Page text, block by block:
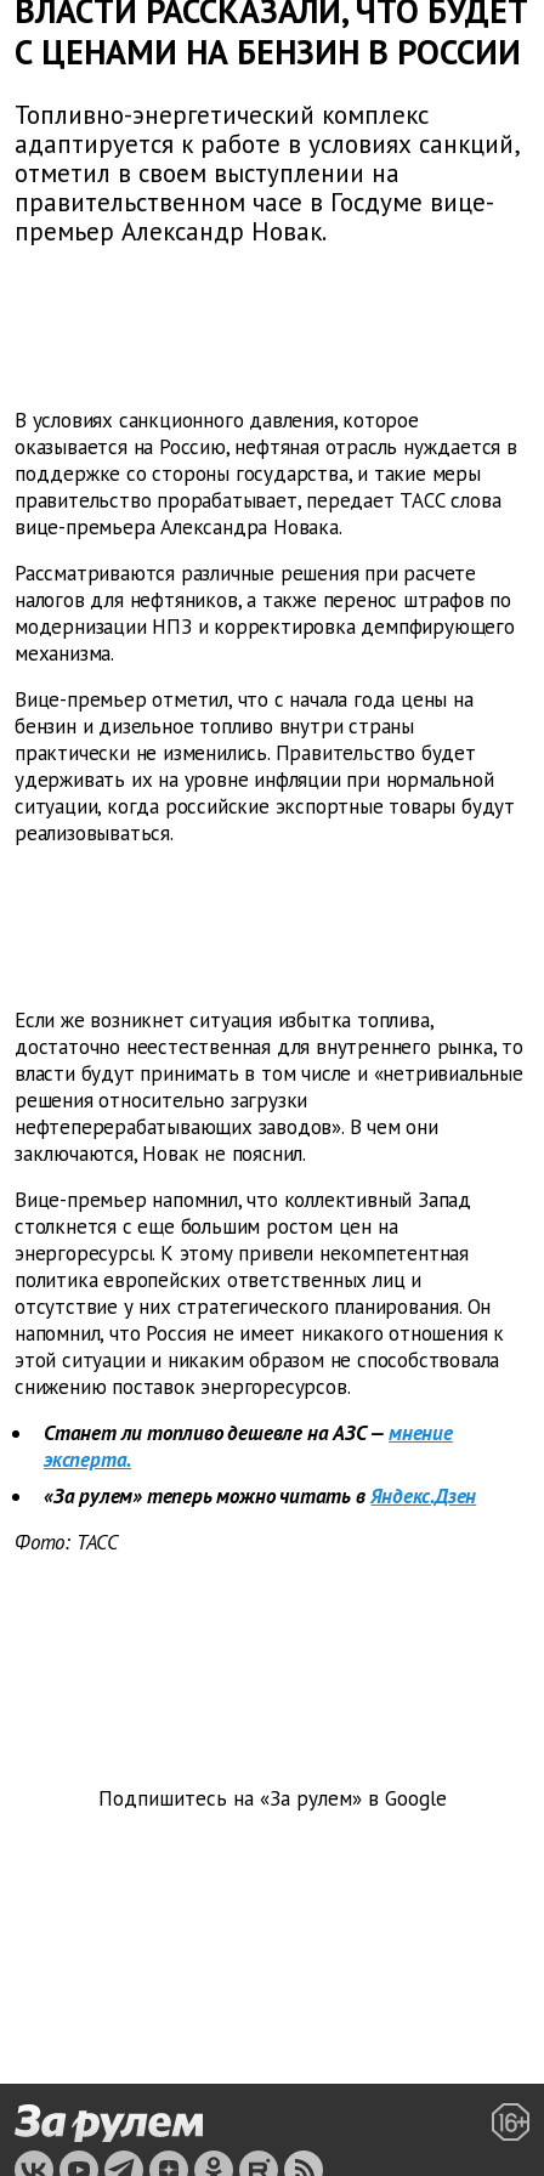
ВЛАСТИ РАССКАЗАЛИ, ЧТО БУДЕТ
С ЦЕНАМИ НА БЕНЗИН В РОССИИ
Топливно-энергетический комплекс
адаптируется к работе в условиях санкций,
отметил в своем выступлении на
правительственном часе в Госдуме вице-
премьер Александр Новак.
В условиях санкционного давления, которое
оказывается на Россию, нефтяная отрасль нуждается в
поддержке со стороны государства, и такие меры
правительство прорабатывает, передает ТАСС слова
вице-премьера Александра Новака.
Рассматриваются различные решения при расчете
налогов для нефтяников, а также перенос штрафов по
модернизации НПЗ и корректировка демпфирующего
механизма.
Вице-премьер отметил, что с начала года цены на
бензин и дизельное топливо внутри страны
практически не изменились. Правительство будет
удерживать их на уровне инфляции при нормальной
ситуации, когда российские экспортные товары будут
реализовываться.
Если же возникнет ситуация избытка топлива,
достаточно неестественная для внутреннего рынка, то
власти будут принимать в том числе и «нетривиальные
решения относительно загрузки
нефтеперерабатывающих заводов». В чем они
заключаются, Новак не пояснил.
Вице-премьер напомнил, что коллективный Запад
столкнется с еще большим ростом цен на
энергоресурсы. К этому привели некомпетентная
политика европейских ответственных лиц и
отсутствие у них стратегического планирования. Он
напомнил, что Россия не имеет никакого отношения к
этой ситуации и никаким образом не способствовала
снижению поставок энергоресурсов.
Станет ли топливо дешевле на АЗС —мнение
эксперта.
«За рулем» теперь можно читать в Яндекс.Дзен
Фото: TACC
Подпишитесь на «За рулем» в Google